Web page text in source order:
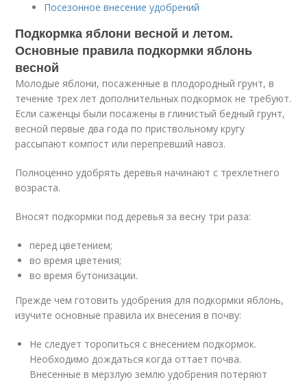
Посезонное внесение удобрений
Подкормка яблони весной и летом.
Основные правила подкормки яблонь
весной
Молодые яблони, посаженные в плодородный грунт, в
течение трех лет дополнительных подкормок не требуют.
Если саженцы были посажены в глинистый бедный грунт,
весной первые два года по приствольному кругу
рассыпают компост или перепревший навоз.
Полноценно удобрять деревья начинают с трехлетнего
возраста.
Вносят подкормки под деревья за весну три раза:
перед цветением;
во время цветения;
во время бутонизации.
Прежде чем готовить удобрения для подкормки яблонь,
изучите основные правила их внесения в почву:
Не следует торопиться с внесением подкормок.
Необходимо дождаться когда оттает почва.
Внесенные в мерзлую землю удобрения потеряют